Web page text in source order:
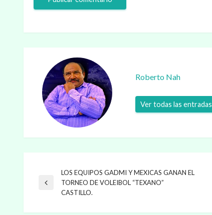
Roberto Nah
Ver todas las entradas
Navegación
de
Entrada
LOS EQUIPOS GADMI Y MEXICAS GANAN EL
TORNEO DE VOLEIBOL “TEXANO”
CASTILLO.